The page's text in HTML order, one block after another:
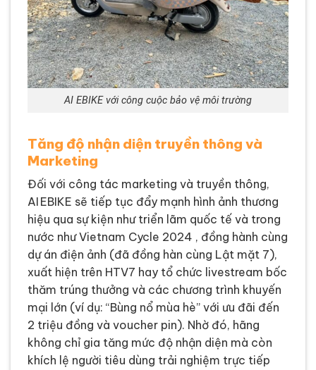
AI EBIKE với công cuộc bảo vệ môi trường
Tăng độ nhận diện truyền thông và
Marketing
Đối với công tác marketing và truyền thông,
AI EBIKE sẽ tiếp tục đẩy mạnh hình ảnh thương
hiệu qua sự kiện như triển lãm quốc tế và trong
nước như Vietnam Cycle 2024 , đồng hành cùng
dự án điện ảnh (đã đồng hàn cùng Lật mặt 7),
xuất hiện trên HTV7 hay tổ chức livestream bốc
thăm trúng thưởng và các chương trình khuyến
mại lớn (ví dụ: “Bùng nổ mùa hè” với ưu đãi đến
2 triệu đồng và voucher pin). Nhờ đó, hãng
không chỉ gia tăng mức độ nhận diện mà còn
khích lệ người tiêu dùng trải nghiệm trực tiếp